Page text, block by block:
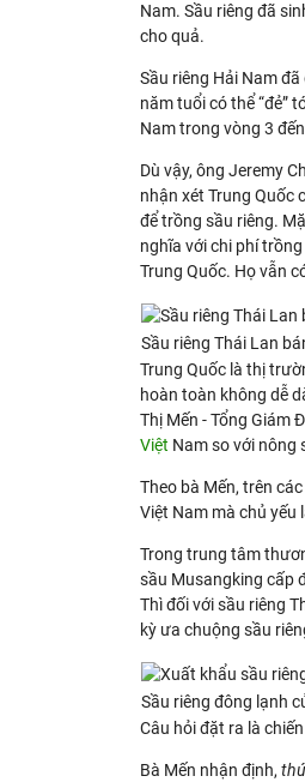
Nam. Sầu riêng đã
cho quả.
Sầu riêng Hải Nam
năm tuổi có thể “đẻ”
Nam trong vòng 3
Dù vậy, ông Jeremy
nhận xét Trung Quốc
để trồng sầu riêng.
nghĩa với chi phí
Trung Quốc. Họ vẫn
Sầu riêng Thái Lan
Trung Quốc là thị
hoàn toàn không dễ
Thị Mến - Tổng Giám
Việt Nam so với nông
Theo bà Mến, trên
Việt Nam mà chủ yếu
Trong trung tâm
sầu Musangking cấp
Thì đối với sầu riêng
kỳ ưa chuộng sầu
Sầu riêng đông lạnh
Câu hỏi đặt ra là
Bà Mến nhận định,